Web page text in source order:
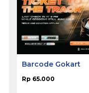
Barcode Gokart
Rp 65.000